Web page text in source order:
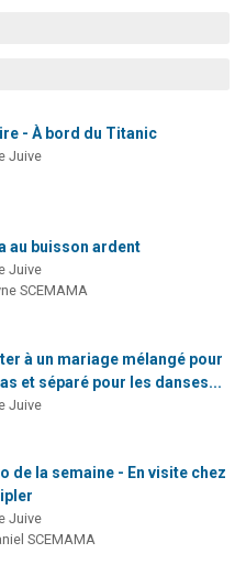
- À bord du Titanic
Juive
au buisson ardent
Juive
SCEMAMA
à un mariage mélangé pour
et séparé pour les danses...
Juive
de la semaine - En visite chez
Juive
SCEMAMA